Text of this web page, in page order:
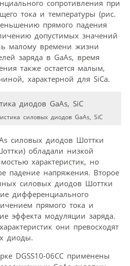
сопротивления при
тока и температуры (рис.
прямого падения
допустимых значений
малому времени жизни
заряда в GaAs, время
также остается малым,
характерной для SiCa.
силовых диодов GaAs, SiC
силовых диодов Шоттки
обладали низкой
характеристик, но
падение напряжения. Второе
силовых диодов Шоттки
дифференциального
прямого тока и
эффекта модуляции заряда.
они превосходят
диоды.
DGSS10-06CC применены